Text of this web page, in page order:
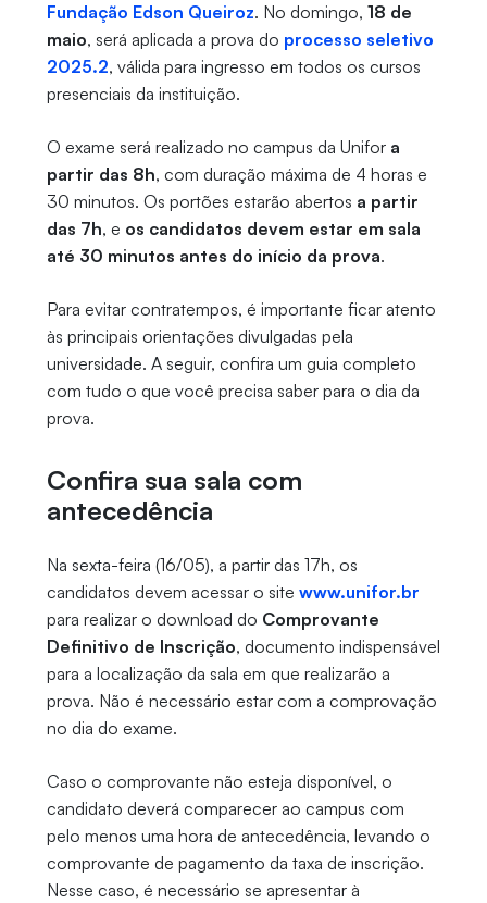
Fundação Edson Queiroz. No domingo, 18 de
maio, será aplicada a prova do processo seletivo
2025.2, válida para ingresso em todos os cursos
presenciais da instituição.
O exame será realizado no campus da Unifor a
partir das 8h, com duração máxima de 4 horas e
30 minutos. Os portões estarão abertos a partir
das 7h, e os candidatos devem estar em sala
até 30 minutos antes do início da prova.
Para evitar contratempos, é importante ficar atento
às principais orientações divulgadas pela
universidade. A seguir, confira um guia completo
com tudo o que você precisa saber para o dia da
prova.
Confira sua sala com
antecedência
Na sexta-feira (16/05), a partir das 17h, os
candidatos devem acessar o site www.unifor.br
para realizar o download do Comprovante
Definitivo de Inscrição, documento indispensável
para a localização da sala em que realizarão a
prova. Não é necessário estar com a comprovação
no dia do exame.
Caso o comprovante não esteja disponível, o
candidato deverá comparecer ao campus com
pelo menos uma hora de antecedência, levando o
comprovante de pagamento da taxa de inscrição.
Nesse caso, é necessário se apresentar à